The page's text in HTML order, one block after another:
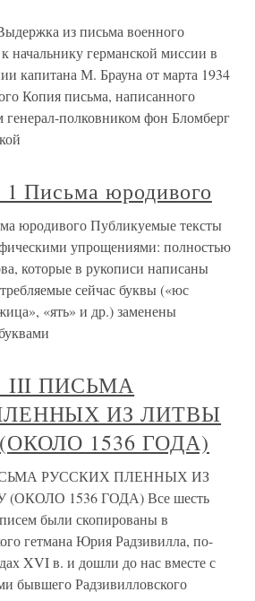
из письма военного
начальнику германской миссии в
капитана М. Брауна от марта 1934
Копия письма, написанного
полковником фон Бломберг
Письма юродивого
юродивого Публикуемые тексты
упрощениями: полностью
которые в рукописи написаны
сейчас буквы («юс
«ять» и др.) заменены
III ПИСЬМА
ИЗ ЛИТВЫ
1536 ГОДА)
РУССКИХ ПЛЕННЫХ ИЗ
1536 ГОДА) Все шесть
были скопированы в
гетмана Юрия Радзивилла, по-
XVI в. и дошли до нас вместе с
бывшего Радзивилловского